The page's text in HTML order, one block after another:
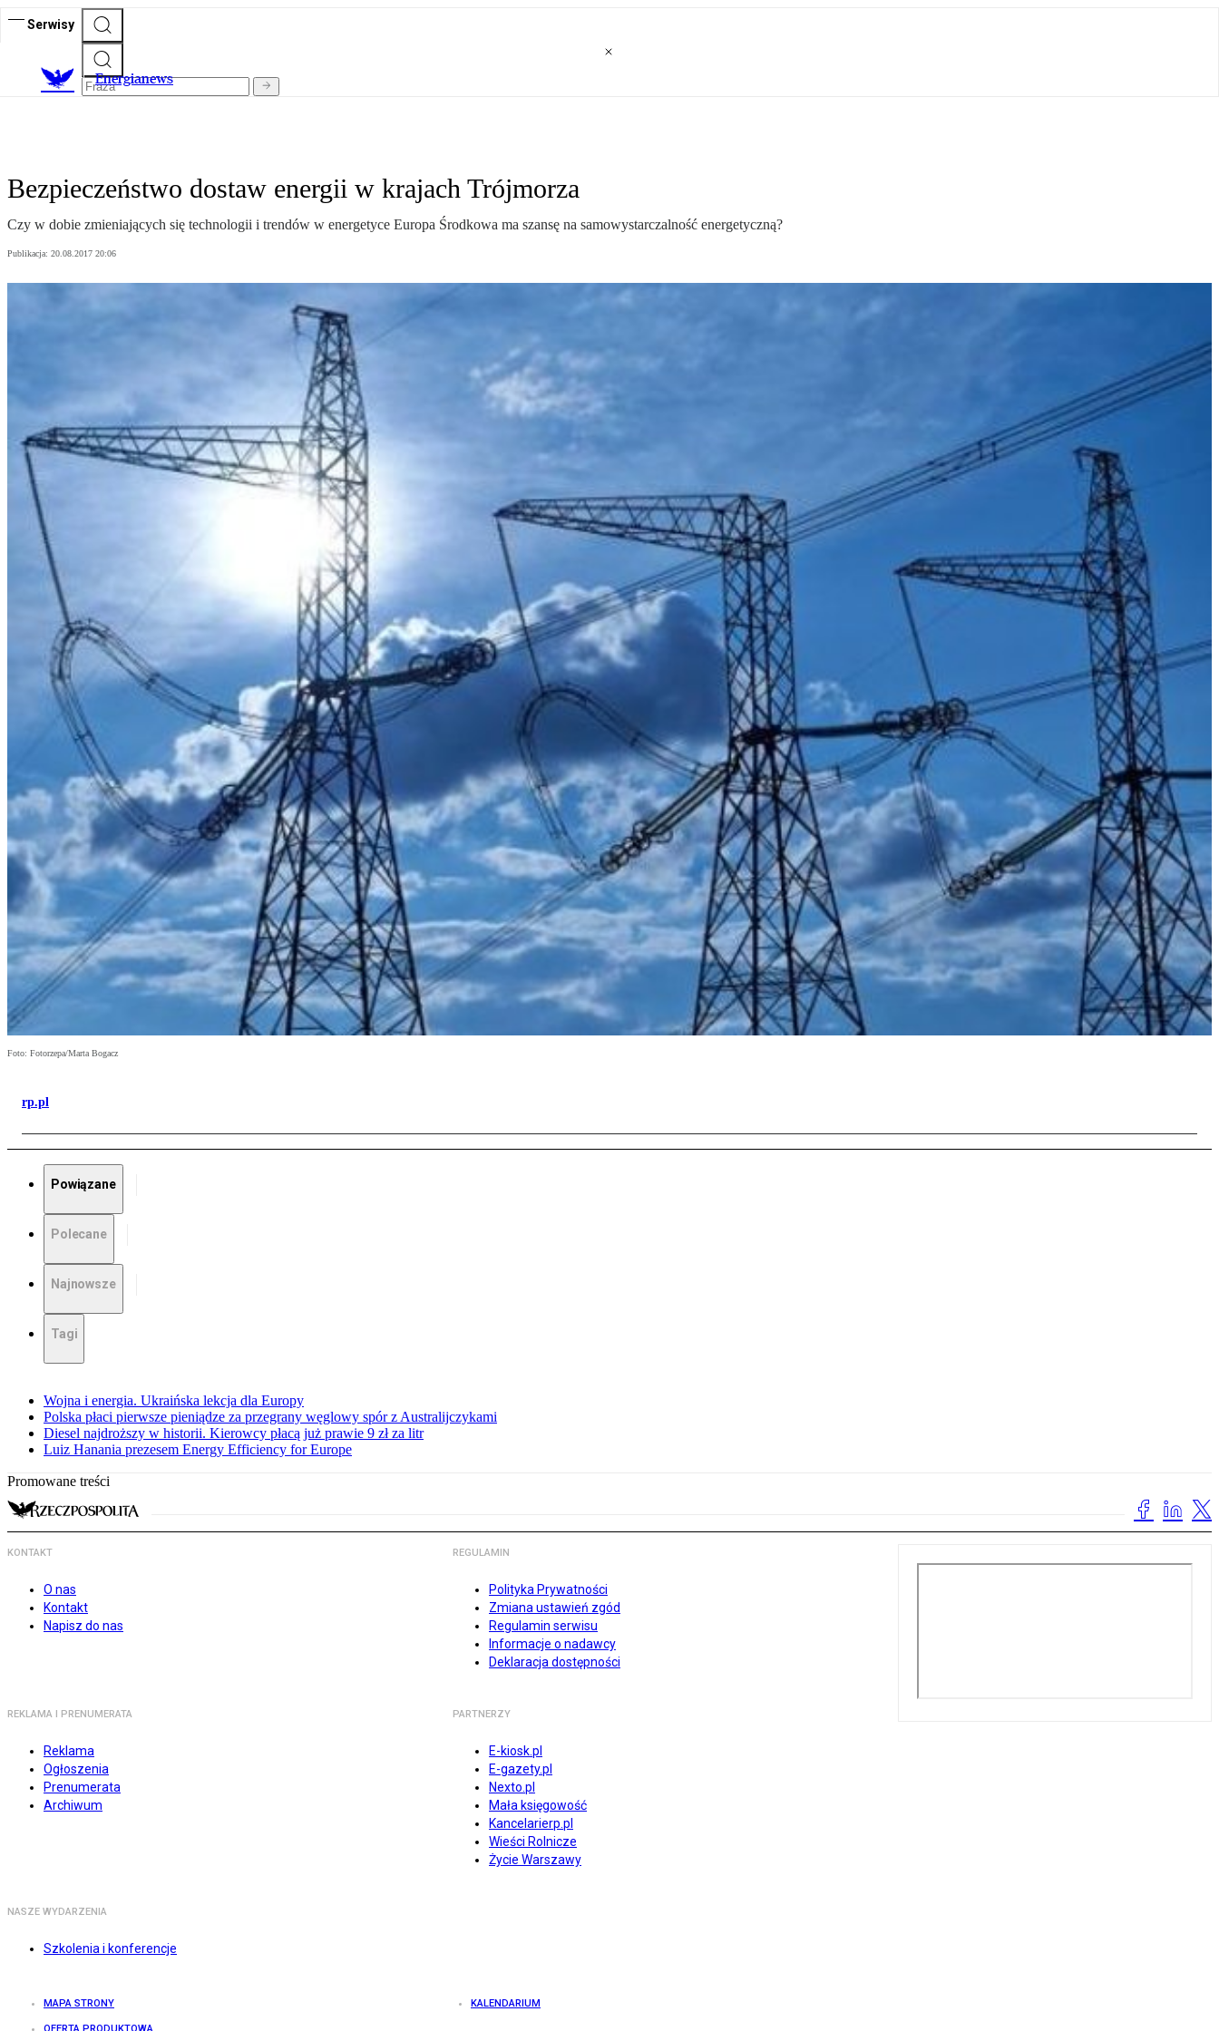
Serwisy
Energianews
Bezpieczeństwo dostaw energii w krajach Trójmorza
Czy w dobie zmieniających się technologii i trendów w energetyce Europa Środkowa ma szansę na samowystarczalność energetyczną?
Publikacja: 20.08.2017 20:06
Foto: Fotorzepa/Marta Bogacz
rp.pl
Powiązane
Polecane
Najnowsze
Tagi
Wojna i energia. Ukraińska lekcja dla Europy
Polska płaci pierwsze pieniądze za przegrany węglowy spór z Australijczykami
Diesel najdroższy w historii. Kierowcy płacą już prawie 9 zł za litr
Luiz Hanania prezesem Energy Efficiency for Europe
Promowane treści
KONTAKT
O nas
Kontakt
Napisz do nas
REGULAMIN
Polityka Prywatności
Zmiana ustawień zgód
Regulamin serwisu
Informacje o nadawcy
Deklaracja dostępności
REKLAMA I PRENUMERATA
Reklama
Ogłoszenia
Prenumerata
Archiwum
PARTNERZY
E-kiosk.pl
E-gazety.pl
Nexto.pl
Mała księgowość
Kancelarierp.pl
Wieści Rolnicze
Życie Warszawy
NASZE WYDARZENIA
Szkolenia i konferencje
MAPA STRONY KALENDARIUM